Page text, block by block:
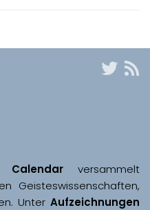
Calendar versammelt
Geisteswissenschaften,
Unter Aufzeichnungen